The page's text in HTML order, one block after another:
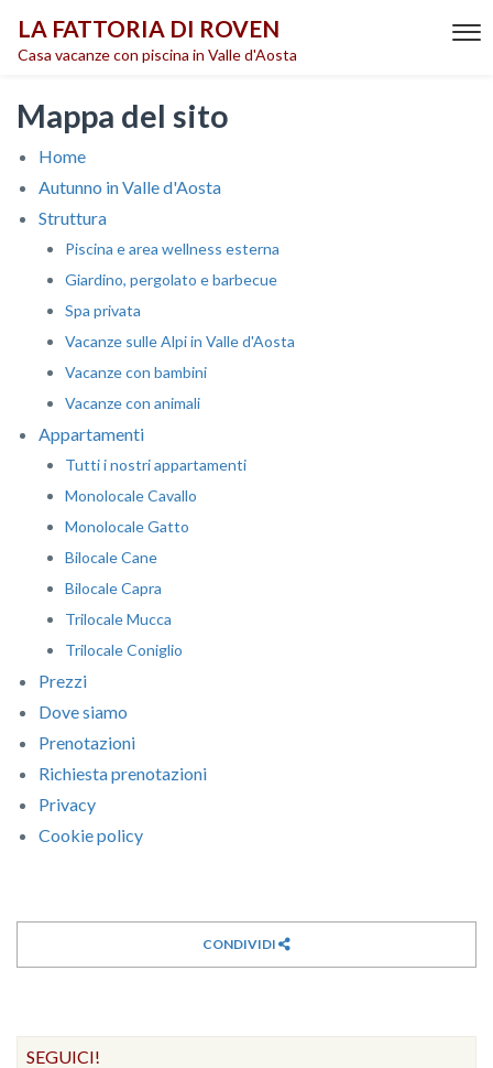
LA FATTORIA DI ROVEN
Casa vacanze con piscina in Valle d'Aosta
Mappa del sito
Home
Autunno in Valle d'Aosta
Struttura
Piscina e area wellness esterna
Giardino, pergolato e barbecue
Spa privata
Vacanze sulle Alpi in Valle d'Aosta
Vacanze con bambini
Vacanze con animali
Appartamenti
Tutti i nostri appartamenti
Monolocale Cavallo
Monolocale Gatto
Bilocale Cane
Bilocale Capra
Trilocale Mucca
Trilocale Coniglio
Prezzi
Dove siamo
Prenotazioni
Richiesta prenotazioni
Privacy
Cookie policy
CONDIVIDI
SEGUICI!